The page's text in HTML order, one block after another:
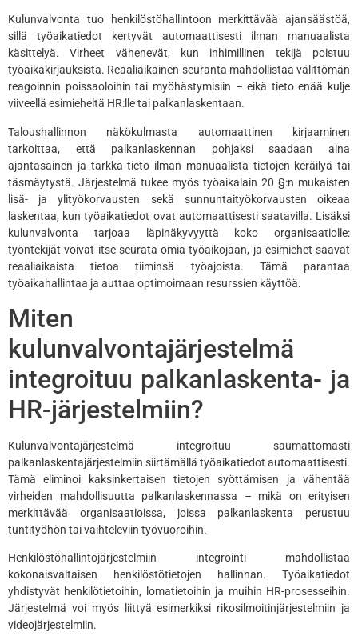
Kulunvalvonta tuo henkilöstöhallintoon merkittävää ajansäästöä,
sillä työaikatiedot kertyvät automaattisesti ilman manuaalista
käsittelyä. Virheet vähenevät, kun inhimillinen tekijä poistuu
työaikakirjauksista. Reaaliaikainen seuranta mahdollistaa välittömän
reagoinnin poissaoloihin tai myöhästymisiin – eikä tieto enää kulje
viiveellä esimieheltä HR:lle tai palkanlaskentaan.
Taloushallinnon näkökulmasta automaattinen kirjaaminen
tarkoittaa, että palkanlaskennan pohjaksi saadaan aina
ajantasainen ja tarkka tieto ilman manuaalista tietojen keräilyä tai
täsmäytystä. Järjestelmä tukee myös työaikalain 20 §:n mukaisten
lisä- ja ylityökorvausten sekä sunnuntaityökorvausten oikeaa
laskentaa, kun työaikatiedot ovat automaattisesti saatavilla. Lisäksi
kulunvalvonta tarjoaa läpinäkyvyyttä koko organisaatiolle:
työntekijät voivat itse seurata omia työaikojaan, ja esimiehet saavat
reaaliaikaista tietoa tiiminsä työajoista. Tämä parantaa
työaikahallintaa ja auttaa optimoimaan resurssien käyttöä.
Miten
kulunvalvontajärjestelmä
integroituu palkanlaskenta- ja
HR-järjestelmiin?
Kulunvalvontajärjestelmä integroituu saumattomasti
palkanlaskentajärjestelmiin siirtämällä työaikatiedot automaattisesti.
Tämä eliminoi kaksinkertaisen tietojen syöttämisen ja vähentää
virheiden mahdollisuutta palkanlaskennassa – mikä on erityisen
merkittävää organisaatioissa, joissa palkanlaskenta perustuu
tuntityöhön tai vaihteleviin työvuoroihin.
Henkilöstöhallintojärjestelmiin integrointi mahdollistaa
kokonaisvaltaisen henkilöstötietojen hallinnan. Työaikatiedot
yhdistyvät henkilötietoihin, lomatietoihin ja muihin HR-prosesseihin.
Järjestelmä voi myös liittyä esimerkiksi rikosilmoitinjärjestelmiin ja
videojärjestelmiin.